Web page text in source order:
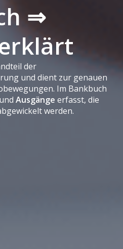
⇒
der
und dient zur genauen
Im Bankbuch
undAusgänge erfasst, die
werden.